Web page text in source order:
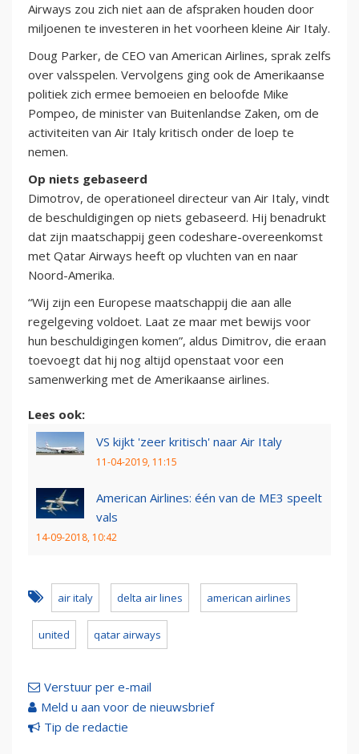
Airways zou zich niet aan de afspraken houden door
miljoenen te investeren in het voorheen kleine Air Italy.
Doug Parker, de CEO van American Airlines, sprak zelfs
over valsspelen. Vervolgens ging ook de Amerikaanse
politiek zich ermee bemoeien en beloofde Mike
Pompeo, de minister van Buitenlandse Zaken, om de
activiteiten van Air Italy kritisch onder de loep te
nemen.
Op niets gebaseerd
Dimotrov, de operationeel directeur van Air Italy, vindt
de beschuldigingen op niets gebaseerd. Hij benadrukt
dat zijn maatschappij geen codeshare-overeenkomst
met Qatar Airways heeft op vluchten van en naar
Noord-Amerika.
“Wij zijn een Europese maatschappij die aan alle
regelgeving voldoet. Laat ze maar met bewijs voor
hun beschuldigingen komen”, aldus Dimitrov, die eraan
toevoegt dat hij nog altijd openstaat voor een
samenwerking met de Amerikaanse airlines.
Lees ook:
VS kijkt 'zeer kritisch' naar Air Italy
11-04-2019, 11:15
American Airlines: één van de ME3 speelt
vals
14-09-2018, 10:42
air italy delta air lines american airlines
united qatar airways
Verstuur per e-mail
Meld u aan voor de nieuwsbrief
Tip de redactie